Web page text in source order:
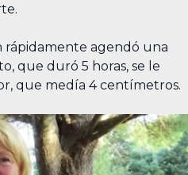
rápidamente agendó una
que duró 5 horas, se le
que medía 4 centímetros.